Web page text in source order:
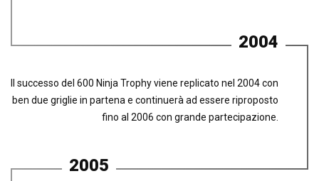
2004
Il successo del 600 Ninja Trophy viene replicato nel 2004 con
ben due griglie in partena e continuerà ad essere riproposto
fino al 2006 con grande partecipazione.
2005